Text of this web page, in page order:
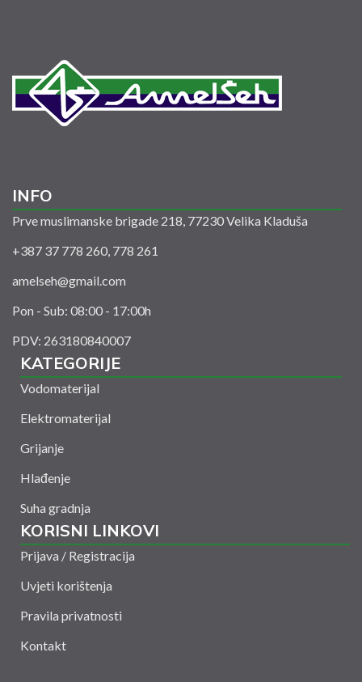
INFO
Prve muslimanske brigade 218, 77230 Velika Kladuša
+387 37 778 260, 778 261
amelseh@gmail.com
Pon - Sub: 08:00 - 17:00h
PDV: 263180840007
KATEGORIJE
Vodomaterijal
Elektromaterijal
Grijanje
Hlađenje
Suha gradnja
KORISNI LINKOVI
Prijava / Registracija
Uvjeti korištenja
Pravila privatnosti
Kontakt